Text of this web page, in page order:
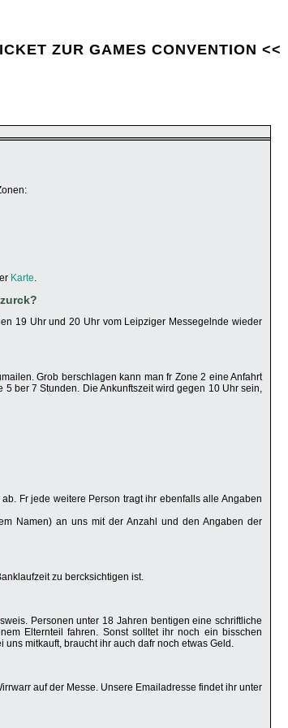
ZUR GAMES CONVENTION <<
Karte
19 Uhr und 20 Uhr vom Leipziger Messegelnde wieder
Grob berschlagen kann man fr Zone 2 eine Anfahrt
ber 7 Stunden. Die Ankunftszeit wird gegen 10 Uhr sein,
Fr jede weitere Person tragt ihr ebenfalls alle Angaben
Namen) an uns mit der Anzahl und den Angaben der
zu bercksichtigen ist.
Personen unter 18 Jahren bentigen eine schriftliche
Elternteil fahren. Sonst solltet ihr noch ein bisschen
mitkauft, braucht ihr auch dafr noch etwas Geld.
auf der Messe. Unsere Emailadresse findet ihr unter